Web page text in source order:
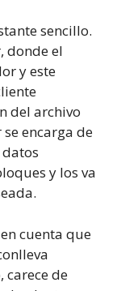
sencillo.
donde el
y este
del archivo
encarga de
y los va
cuenta que
carece de